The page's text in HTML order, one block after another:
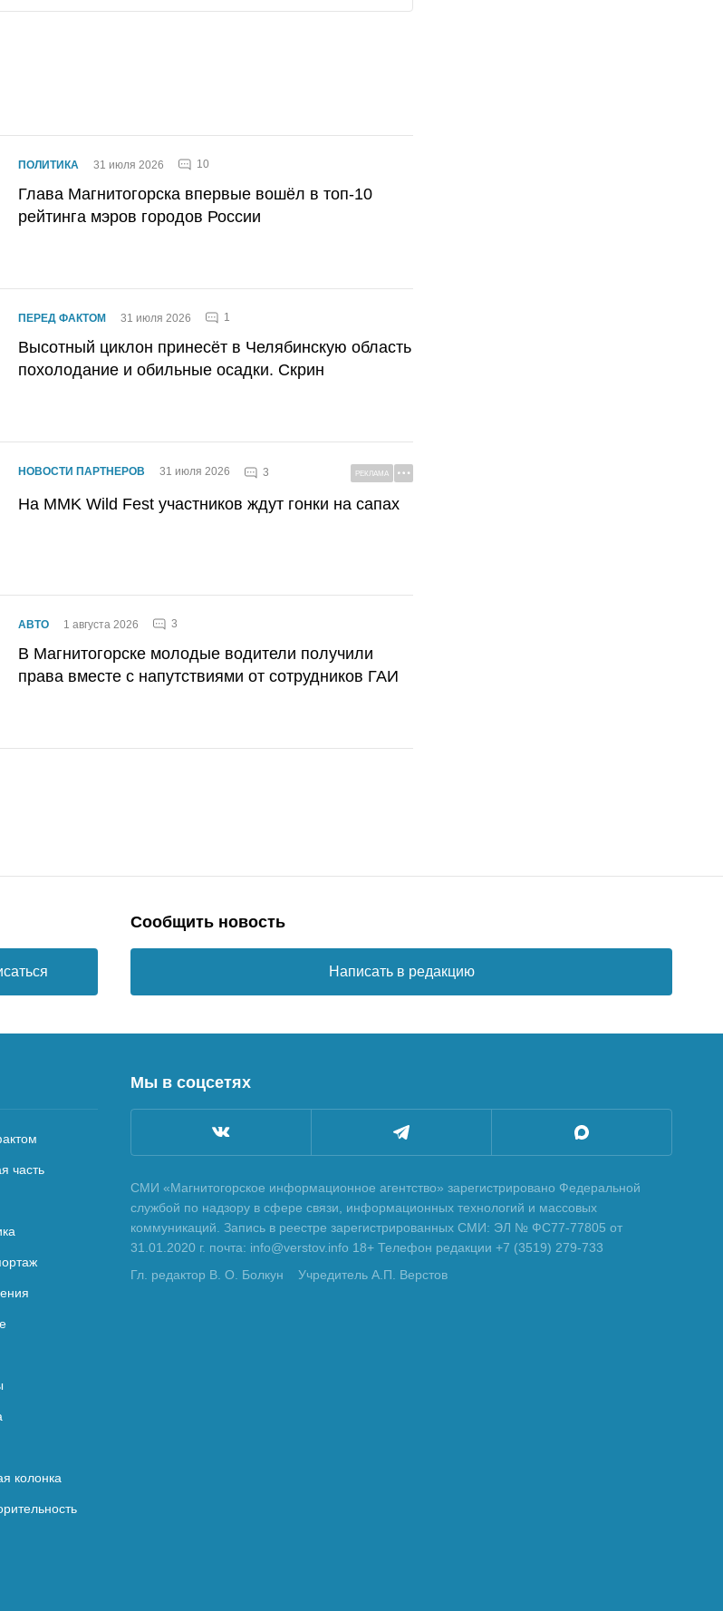
ПОЛИТИКА 31 июля 2026 10
Глава Магнитогорска впервые вошёл в топ-10
рейтинга мэров городов России
ПЕРЕД ФАКТОМ 31 июля 2026 1
Высотный циклон принесёт в Челябинскую область
похолодание и обильные осадки. Скрин
НОВОСТИ ПАРТНЕРОВ 31 июля 2026 3 РЕКЛАМА
На MMK Wild Fest участников ждут гонки на сапах
АВТО 1 августа 2026 3
В Магнитогорске молодые водители получили
права вместе с напутствиями от сотрудников ГАИ
Сообщить новость
Написать в редакцию
часть
колонка
Мы в соцсетях
СМИ «Магнитогорское информационное агентство» зарегистрировано Федеральной
службой по надзору в сфере связи, информационных технологий и массовых
коммуникаций. Запись в реестре зарегистрированных СМИ: ЭЛ № ФС77-77805 от
31.01.2020 г. почта: info@verstov.info 18+ Телефон редакции +7 (3519) 279-733
Гл. редактор В. О. Болкун
Учредитель А.П. Верстов